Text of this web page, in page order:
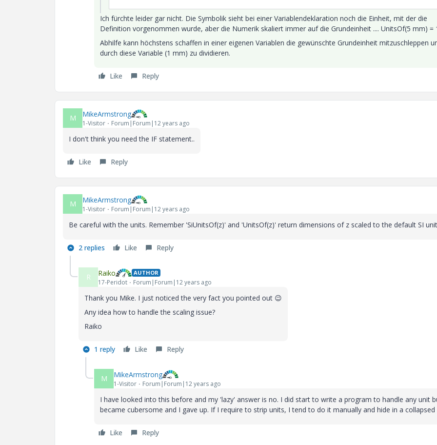
Ich fürchte leider gar nicht. Die Symbolik sieht bei einer Variablendeklaration noch die Einheit, mit der die
Definition vorgenommen wurde, aber die Numerik skaliert immer auf die Grundeinheit .... UnitsOf(5 mm) =
Abhilfe kann höchstens schaffen in einer eigenen Variablen die gewünschte Grundeinheit mitzuschleppen
durch diese Variable (1 mm) zu dividieren.
Like Reply
M MikeArmstrong
1-Visitor Forum|Forum|12 years ago
I don't think you need the IF statement..
Like Reply
M MikeArmstrong
1-Visitor Forum|Forum|12 years ago
Be careful with the units. Remember 'SiUnitsOf(z)' and 'UnitsOf(z)' return dimensions of z scaled to the default SI
2 replies Like Reply
R Raiko AUTHOR
17-Peridot Forum|Forum|12 years ago
Thank you Mike. I just noticed the very fact you pointed out 😉
Any idea how to handle the scaling issue?
Raiko
1 reply Like Reply
M MikeArmstrong
1-Visitor Forum|Forum|12 years ago
I have looked into this before and my 'lazy' answer is no. I did start to write a program to handle any unit
became cubersome and I gave up. If I require to strip units, I tend to do it manually and hide in a collapsed
Like Reply